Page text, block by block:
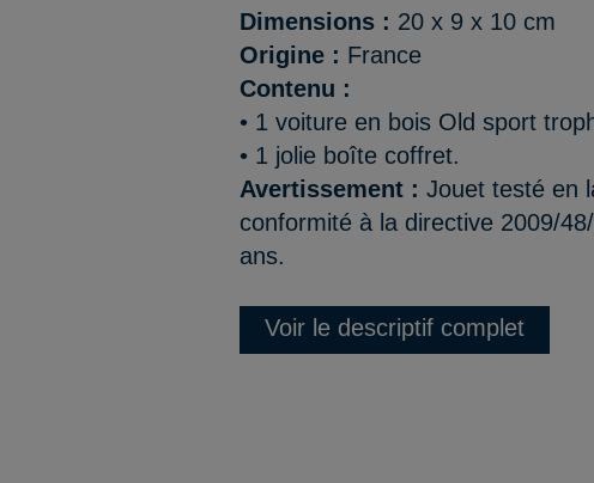
Dimensions : 20 x 9 x 10 cm
Origine : France
Contenu :
• 1 voiture en bois Old sport
• 1 jolie boîte coffret.
Avertissement :Jouet testé en
conformité à la directive 2009/
ans.
Voir le descriptif complet